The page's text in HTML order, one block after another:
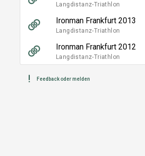
Langdistanz-Triathlon
Ironman Frankfurt 2013
Langdistanz-Triathlon
Ironman Frankfurt 2012
Langdistanz-Triathlon
Feedback oder melden